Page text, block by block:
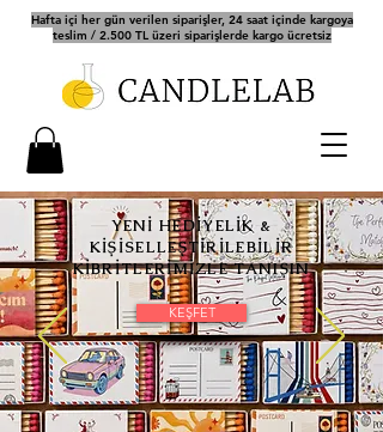
Hafta içi her gün verilen siparişler, 24 saat içinde kargoya
teslim / 2.500 TL üzeri siparişlerde kargo ücretsiz
YENİ HEDİYELİK &
KİŞİSELLEŞTİRİLEBİLİR
KİBRİTLERİMİZLE TANIŞIN
KEŞFET